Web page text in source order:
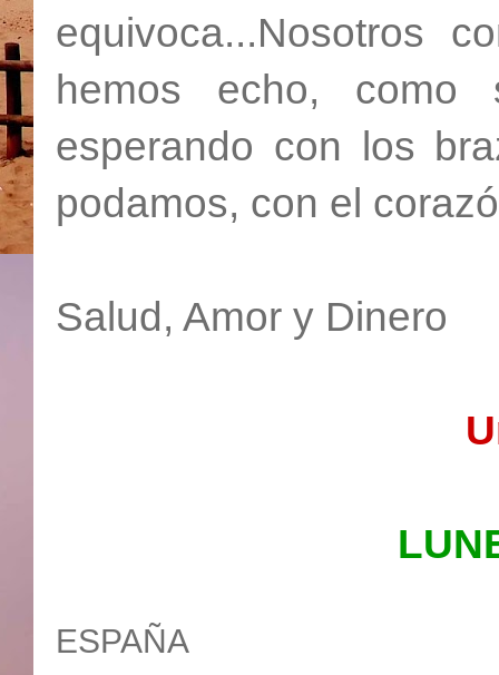
equivoca...Nosotros
hemos echo, como
esperando con los
podamos, con el
Salud, Amor y Dinero
ESPAÑA